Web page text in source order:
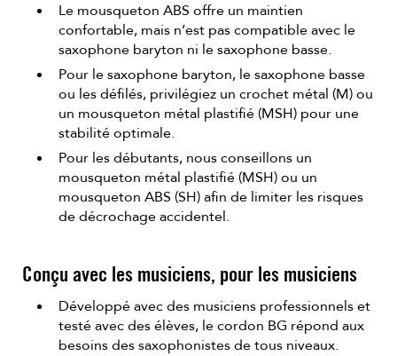
Le mousqueton ABS offre un maintien
confortable, mais n’est pas compatible avec le
saxophone baryton ni le saxophone basse.
Pour le saxophone baryton, le saxophone basse
ou les défilés, privilégiez un crochet métal (M) ou
un mousqueton métal plastifié (MSH) pour une
stabilité optimale.
Pour les débutants, nous conseillons un
mousqueton métal plastifié (MSH) ou un
mousqueton ABS (SH) afin de limiter les risques
de décrochage accidentel.
Conçu avec les musiciens, pour les musiciens
Développé avec des musiciens professionnels et
testé avec des élèves, le cordon BG répond aux
besoins des saxophonistes de tous niveaux.